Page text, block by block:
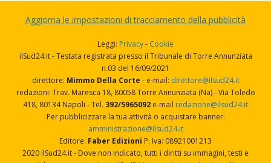
Aggiorna le impostazioni di tracciamento della pubblicità
Leggi: Privacy- Cookie
ilSud24.it - Testata registrata presso il Tribunale di Torre Annunziata
n.03 del 16/09/2021
direttore: Mimmo Della Corte - e-mail: direttore@ilsud24.it
redazioni: Trav. Maresca 18, 80058 Torre Annunziata (Na) - Via Toledo
418, 80134 Napoli - Tel. 392/5965092 e-mail redazione@ilsud24.it
Per pubblicizzare la tua attività o acquistare banner:
amministrazione@ilsud24.it
Editore: Faber Edizioni P. Iva: 08921001213
2020 ilSud24.it - Dove non indicato, tutti i diritti su immagini, testi e